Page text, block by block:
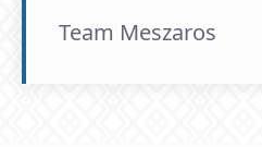
Team Meszaros